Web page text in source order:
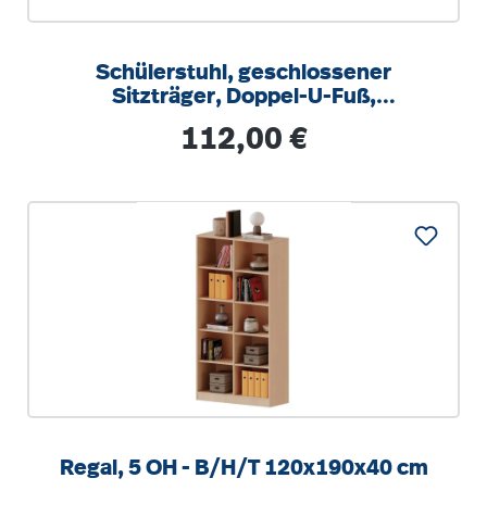
Schülerstuhl, geschlossener
Sitzträger, Doppel-U-Fuß,
Regulärer Preis:
112,00 €
Regal, 5 OH - B/H/T 120x190x40 cm